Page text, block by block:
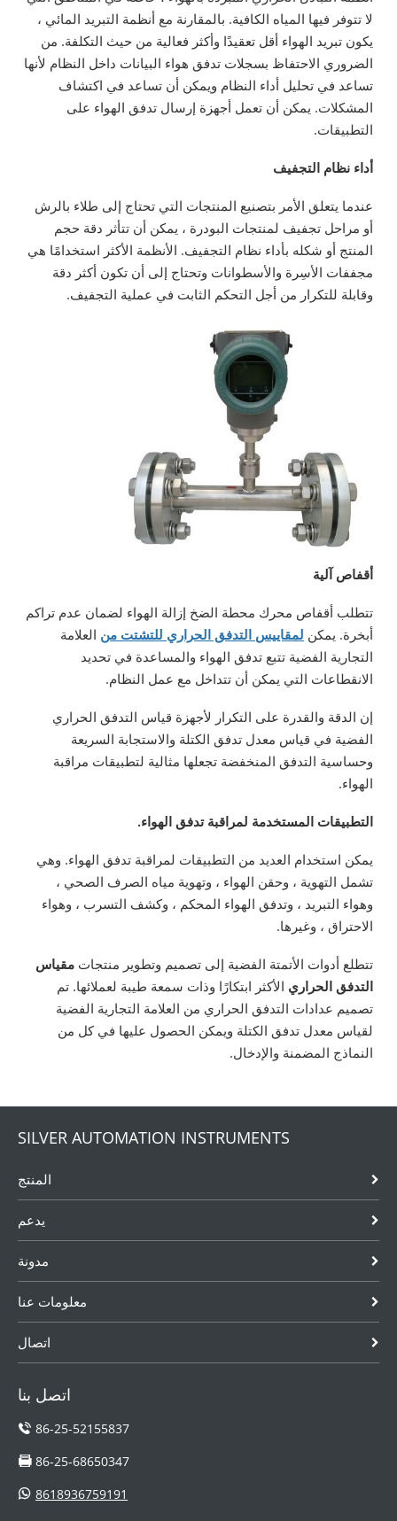
لا تتوفر فيها المياه الكافية. بالمقارنة مع أنظمة التبريد المائي ،
يكون تبريد الهواء أقل تعقيدًا وأكثر فعالية من حيث التكلفة. من
الضروري الاحتفاظ بسجلات تدفق هواء البيانات داخل النظام لأنها
تساعد في تحليل أداء النظام ويمكن أن تساعد في اكتشاف
المشكلات. يمكن أن تعمل أجهزة إرسال تدفق الهواء على
التطبيقات.
أداء نظام التجفيف
عندما يتعلق الأمر بتصنيع المنتجات التي تحتاج إلى طلاء بالرش
أو مراحل تجفيف لمنتجات البودرة ، يمكن أن تتأثر دقة حجم
المنتج أو شكله بأداء نظام التجفيف. الأنظمة الأكثر استخدامًا هي
مجففات الأسِرة والأسطوانات وتحتاج إلى أن تكون أكثر دقة
وقابلة للتكرار من أجل التحكم الثابت في عملية التجفيف.
أقفاص آلية
تتطلب أقفاص محرك محطة الضخ إزالة الهواء لضمان عدم تراكم
أبخرة. يمكن لمقاييس التدفق الحراري للتشتت من العلامة
التجارية الفضية تتبع تدفق الهواء والمساعدة في تحديد
الانقطاعات التي يمكن أن تتداخل مع عمل النظام.
إن الدقة والقدرة على التكرار لأجهزة قياس التدفق الحراري
الفضية في قياس معدل تدفق الكتلة والاستجابة السريعة
وحساسية التدفق المنخفضة تجعلها مثالية لتطبيقات مراقبة
الهواء.
التطبيقات المستخدمة لمراقبة تدفق الهواء.
يمكن استخدام العديد من التطبيقات لمراقبة تدفق الهواء. وهي
تشمل التهوية ، وحقن الهواء ، وتهوية مياه الصرف الصحي ،
وهواء التبريد ، وتدفق الهواء المحكم ، وكشف التسرب ، وهواء
الاحتراق ، وغيرها.
تتطلع أدوات الأتمتة الفضية إلى تصميم وتطوير منتجات مقياس
التدفق الحراري الأكثر ابتكارًا وذات سمعة طيبة لعملائها. تم
تصميم عدادات التدفق الحراري من العلامة التجارية الفضية
لقياس معدل تدفق الكتلة ويمكن الحصول عليها في كل من
النماذج المضمنة والإدخال.
SILVER AUTOMATION INSTRUMENTS
المنتج
يدعم
مدونة
معلومات عنا
اتصال
اتصل بنا
86-25-52155837
86-25-68650347
8618936759191